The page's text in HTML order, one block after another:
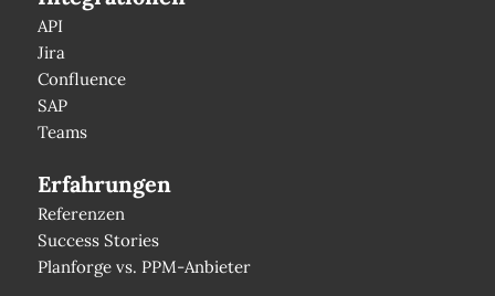
API
Jira
Confluence
SAP
Teams
Erfahrungen
Referenzen
Success Stories
Planforge vs. PPM-Anbieter